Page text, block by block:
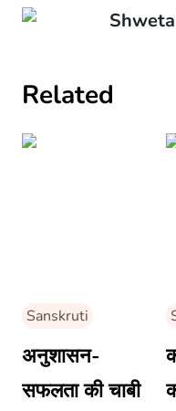
Related
Sanskruti
अनुशासन-
सफलता की चाबी